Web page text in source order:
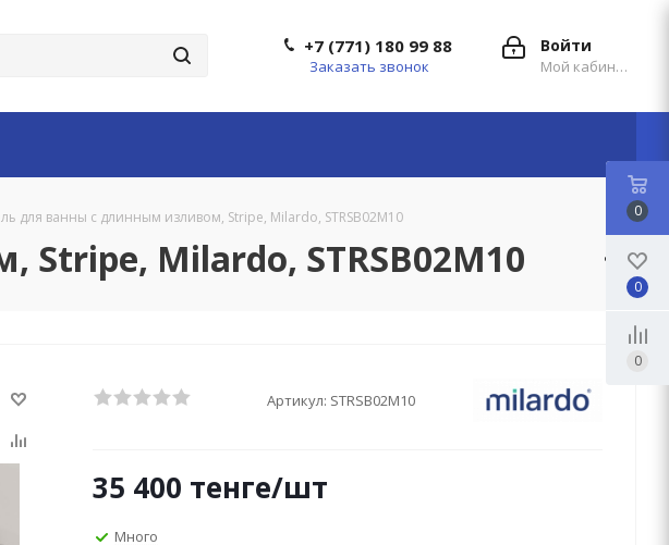
Войти
Мой кабинет
+7 (771) 180 99 88
Заказать звонок
для ванны с длинным изливом, Stripe, Milardo, STRSB02M10
Milardo, STRSB02M10
Артикул: STRSB02M10
35 400 тенге/шт
Много
0
0
0